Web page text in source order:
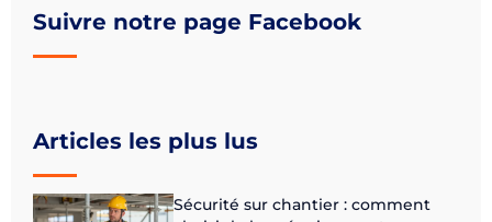
Suivre notre page Facebook
Articles les plus lus
Sécurité sur chantier : comment